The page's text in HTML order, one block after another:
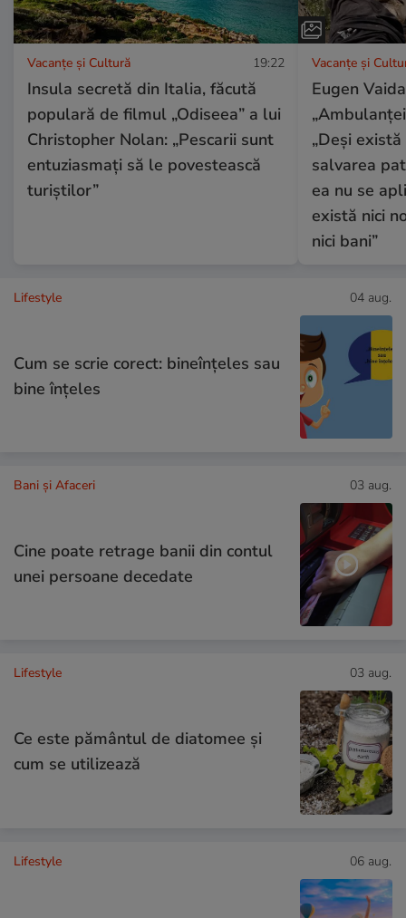
Vacanțe și Cultură 19:22
Insula secretă din Italia, făcută
populară de filmul „Odiseea” a lui
Christopher Nolan: „Pescarii sunt
entuziasmați să le povestească
turiștilor”
Vacanțe și
Eugen
„Deși
salvarea
ea nu se
există nici
nici bani”
Lifestyle 04 aug.
Cum se scrie corect: bineînțeles sau
bine înțeles
Bani și Afaceri 03 aug.
Cine poate retrage banii din contul
unei persoane decedate
Lifestyle 03 aug.
Ce este pământul de diatomee și
cum se utilizează
Lifestyle 06 aug.